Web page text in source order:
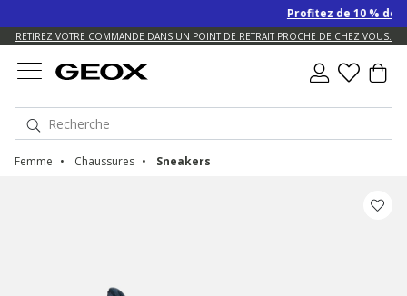
Profitez de 10 % de remise
RETOUR TOUJOURS GRATUIT
RETIREZ VOTRE COMMANDE DANS UN POINT DE RETRAIT PROCHE DE CHEZ VOUS.
Femme Chaussures Sneakers